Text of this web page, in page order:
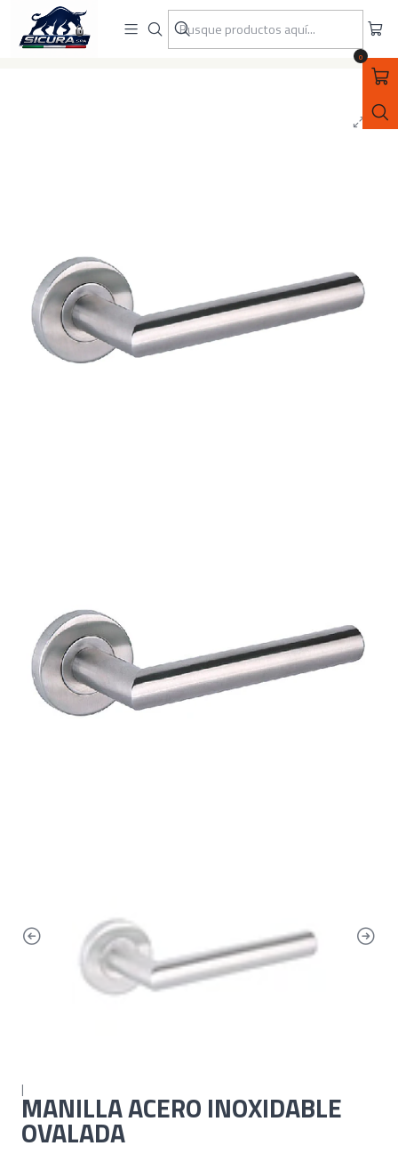
0
ASEGURATE CON SICURA SPA
Inicio
QUINCALLERIA MANILLAS / MANILLONES/ PERILLONES
MANILLA ACERO INOXIDABLE OVALADA
|MANILLA ACERO INOXIDABLE
OVALADA